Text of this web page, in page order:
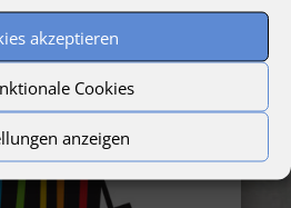
akzeptieren
Cookies
anzeigen